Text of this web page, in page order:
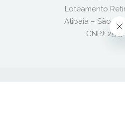
Loteamento
Atibaia – São
CNPJ: